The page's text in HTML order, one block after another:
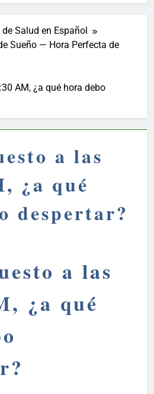
Salud en Español
Sueño — Hora Perfecta de
AM, ¿a qué hora debo
a las
¿a qué
despertar?
a las
¿a qué